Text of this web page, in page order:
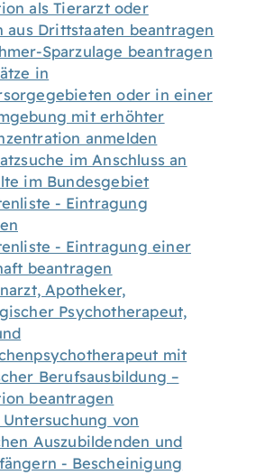
als Tierarzt oder
aus Drittstaaten beantragen
Sparzulage beantragen
in
oder in einer
mit erhöhter
anmelden
im Anschluss an
im Bundesgebiet
- Eintragung
- Eintragung einer
beantragen
Apotheker,
Psychotherapeut,
mit
Berufsausbildung –
beantragen
von
Auszubildenden und
- Bescheinigung